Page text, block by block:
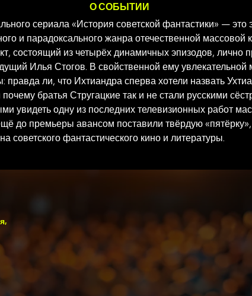
О СОБЫТИИ
сериала «История советской фантастики» —
и парадоксального жанра отечественной массовой
состоящий из четырёх динамичных эпизодов, лично
Илья Стогов. В свойственной ему
ли, что Ихтиандра сперва хотели назвать
братья Стругацкие так и не стали русскими
увидеть одну из последних телевизионных работ
до премьеры авансом поставили твёрдую
фантастического кино и литературы.